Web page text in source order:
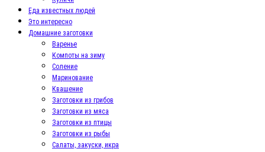
Еда известных людей
Это интересно
Домашние заготовки
Варенье
Компоты на зиму
Соление
Маринование
Квашение
Заготовки из грибов
Заготовки из мяса
Заготовки из птицы
Заготовки из рыбы
Салаты, закуски, икра